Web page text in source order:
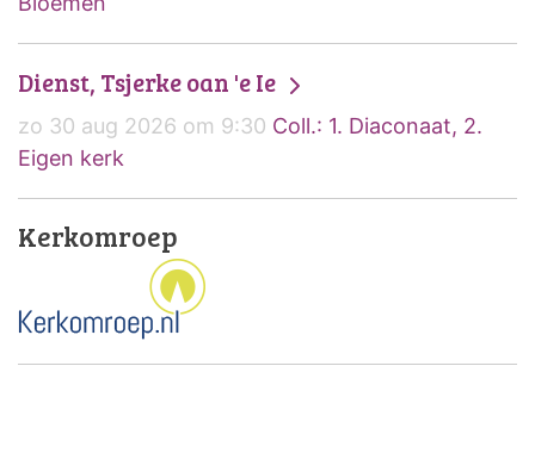
Dienst, Tsjerke oan 'e Ie
zo 30 aug 2026 om 9:30 Coll.: 1. Diaconaat, 2.
Eigen kerk
Kerkomroep